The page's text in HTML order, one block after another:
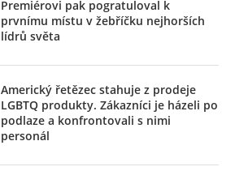
Premiérovi pak pogratuloval k
prvnímu místu v žebříčku nejhorších
lídrů světa
Americký řetězec stahuje z prodeje
LGBTQ produkty. Zákazníci je házeli po
podlaze a konfrontovali s nimi
personál